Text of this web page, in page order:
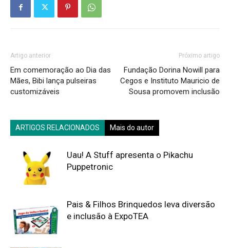
Artigo anterior
Em comemoração ao Dia das
Mães, Bibi lança pulseiras
customizáveis
Próximo artigo
Fundação Dorina Nowill para
Cegos e Instituto Mauricio de
Sousa promovem inclusão
ARTIGOS RELACIONADOS Mais do autor
Uau! A Stuff apresenta o Pikachu
Puppetronic
Pais & Filhos Brinquedos leva diversão
e inclusão à ExpoTEA